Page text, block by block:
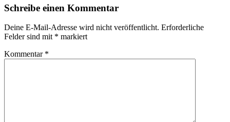
Schreibe einen Kommentar
Deine E-Mail-Adresse wird nicht veröffentlicht. Erforderliche
Felder sind mit * markiert
Kommentar *